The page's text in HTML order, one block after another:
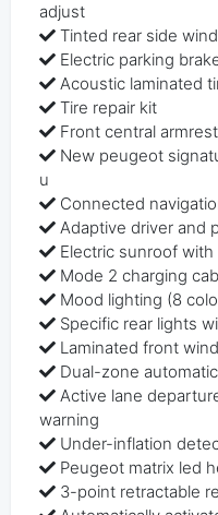
adjust
Tinted rear side
Electric parking
Acoustic laminated
Tire repair kit
Front central
New peugeot
u
Connected
Adaptive driver and
Electric sunroof
Mode 2 charging
Mood lighting (8
Specific rear lights
Laminated front
Dual-zone
Active lane
warning
Under-inflation
Peugeot matrix led
3-point retractable